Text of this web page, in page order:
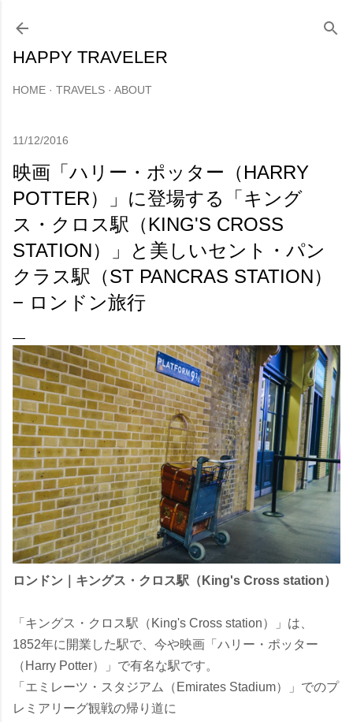
HAPPY TRAVELER
HOME TRAVELS ABOUT
11/12/2016
映画「ハリー・ポッター（HARRY
POTTER）」に登場する「キング
ス・クロス駅（KING'S CROSS
STATION）」と美しいセント・パン
クラス駅（ST PANCRAS STATION）
− ロンドン旅行
ロンドン｜キングス・クロス駅（King's Cross station）
「キングス・クロス駅（King's Cross station）」は、
1852年に開業した駅で、今や映画「ハリー・ポッター
（Harry Potter）」で有名な駅です。
「エミレーツ・スタジアム（Emirates Stadium）」でのプ
レミアリーグ観戦の帰り道に